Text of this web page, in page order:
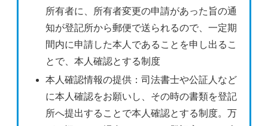
所有者に、所有者変更の申請があった旨の通
知が登記所から郵便で送られるので、一定期
間内に申請した本人であることを申し出るこ
とで、本人確認とする制度
本人確認情報の提供：司法書士や公証人など
に本人確認をお願いし、その時の書類を登記
所へ提出することで本人確認とする制度。万